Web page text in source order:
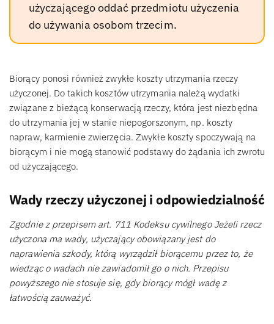
użyczającego oddać przedmiotu użyczenia
do używania osobom trzecim.
Biorący ponosi również zwykłe koszty utrzymania rzeczy
użyczonej. Do takich kosztów utrzymania należą wydatki
związane z bieżącą konserwacją rzeczy, która jest niezbędna
do utrzymania jej w stanie niepogorszonym, np. koszty
napraw, karmienie zwierzęcia. Zwykłe koszty spoczywają na
biorącym i nie mogą stanowić podstawy do żądania ich zwrotu
od użyczającego.
Wady rzeczy użyczonej i odpowiedzialność
Zgodnie z przepisem art. 711 Kodeksu cywilnego Jeżeli rzecz
użyczona ma wady, użyczający obowiązany jest do
naprawienia szkody, którą wyrządził biorącemu przez to, że
wiedząc o wadach nie zawiadomił go o nich. Przepisu
powyższego nie stosuje się, gdy biorący mógł wadę z
łatwością zauważyć.